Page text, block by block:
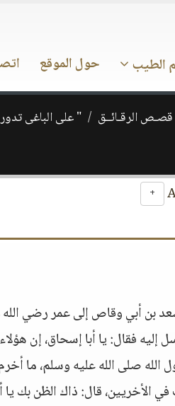
الطيب حول الموقع
قصـص الرقـائــق " على الباغى
+
بن أبي وقاص إلى عمر رضي
فقال: يا أبا إسحاق، إن
صلى الله عليه وسلم، ما
الأخريين، قال: ذاك الظن بك يا